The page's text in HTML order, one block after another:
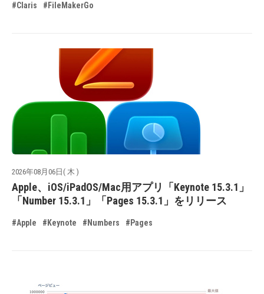
#Claris #FileMakerGo
2026年08月06日( 木 )
Apple、iOS/iPadOS/Mac用アプリ「Keynote 15.3.1」
「Number 15.3.1」「Pages 15.3.1」をリリース
#Apple #Keynote #Numbers #Pages